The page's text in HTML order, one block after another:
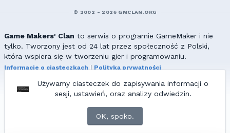
Używamy ciasteczek do zapisywania informacji o
sesji, ustawień, oraz analizy odwiedzin.
OK, spoko.
© 2002 - 2026 GMCLAN.ORG
Game Makers' Clan to serwis o programie GameMaker i nie
tylko. Tworzony jest od 24 lat przez społeczność z Polski,
która wspiera się w tworzeniu gier i programowaniu.
Informacje o ciasteczkach
Polityka prywatności
Wszelkie prawa zastrzeżone. Kopiowanie materiałów bez zgody
redakcji zabronione!
ZNAJDZIESZ NAS TAKŻE NA: